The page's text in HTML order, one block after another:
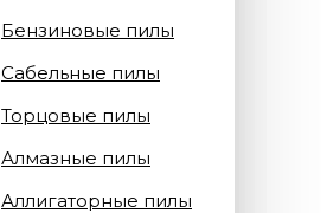
Бензиновые пилы
Сабельные пилы
Торцовые пилы
Алмазные пилы
Аллигаторные пилы